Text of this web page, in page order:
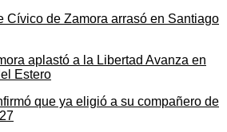
aplastó a la Libertad Avanza en
Estero